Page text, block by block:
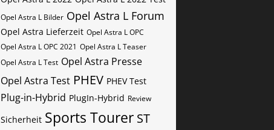
Opel Astra L Bilder Opel Astra L Forum
Opel Astra Lieferzeit Opel Astra L OPC
Opel Astra L OPC 2021 Opel Astra L Teaser
Opel Astra L Test Opel Astra Presse
Opel Astra Test PHEV PHEV Test
Plug-in-Hybrid PlugIn-Hybrid Review
Sicherheit Sports Tourer ST